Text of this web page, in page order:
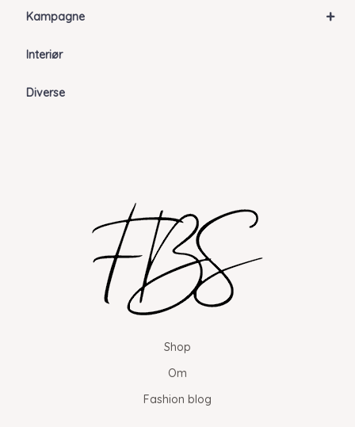
+
Kampagne
Interiør
Diverse
Shop
Om
Fashion blog